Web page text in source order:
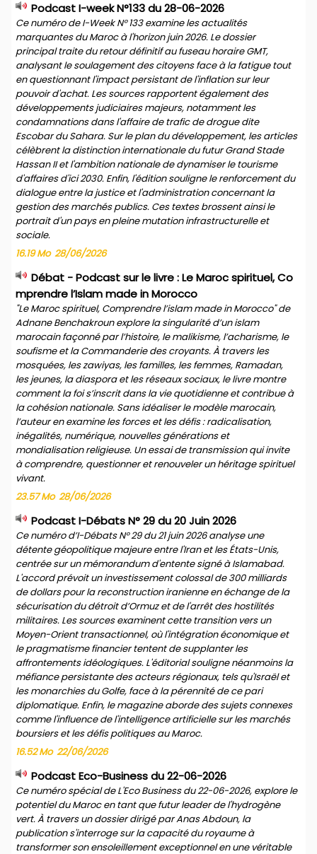
Podcast I-week N°133 du 28-06-2026
Ce numéro de I-Week N° 133 examine les actualités
marquantes du Maroc à l'horizon juin 2026. Le dossier
principal traite du retour définitif au fuseau horaire GMT,
analysant le soulagement des citoyens face à la fatigue tout
en questionnant l'impact persistant de l'inflation sur leur
pouvoir d'achat. Les sources rapportent également des
développements judiciaires majeurs, notamment les
condamnations dans l'affaire de trafic de drogue dite
Escobar du Sahara. Sur le plan du développement, les articles
célèbrent la distinction internationale du futur Grand Stade
Hassan II et l'ambition nationale de dynamiser le tourisme
d'affaires d'ici 2030. Enfin, l'édition souligne le renforcement du
dialogue entre la justice et l'administration concernant la
gestion des marchés publics. Ces textes brossent ainsi le
portrait d'un pays en pleine mutation infrastructurelle et
sociale.
16.19 Mo 28/06/2026
Débat - Podcast sur le livre : Le Maroc spirituel, Co
mprendre l’Islam made in Morocco
"Le Maroc spirituel, Comprendre l’islam made in Morocco" de
Adnane Benchakroun explore la singularité d’un islam
marocain façonné par l’histoire, le malikisme, l’acharisme, le
soufisme et la Commanderie des croyants. À travers les
mosquées, les zawiyas, les familles, les femmes, Ramadan,
les jeunes, la diaspora et les réseaux sociaux, le livre montre
comment la foi s’inscrit dans la vie quotidienne et contribue à
la cohésion nationale. Sans idéaliser le modèle marocain,
l’auteur en examine les forces et les défis : radicalisation,
inégalités, numérique, nouvelles générations et
mondialisation religieuse. Un essai de transmission qui invite
à comprendre, questionner et renouveler un héritage spirituel
vivant.
23.57 Mo 28/06/2026
Podcast I-Débats N° 29 du 20 Juin 2026
Ce numéro d’I-Débats N° 29 du 21 juin 2026 analyse une
détente géopolitique majeure entre l'Iran et les États-Unis,
centrée sur un mémorandum d'entente signé à Islamabad.
L'accord prévoit un investissement colossal de 300 milliards
de dollars pour la reconstruction iranienne en échange de la
sécurisation du détroit d’Ormuz et de l'arrêt des hostilités
militaires. Les sources examinent cette transition vers un
Moyen-Orient transactionnel, où l'intégration économique et
le pragmatisme financier tentent de supplanter les
affrontements idéologiques. L'éditorial souligne néanmoins la
méfiance persistante des acteurs régionaux, tels qu'Israël et
les monarchies du Golfe, face à la pérennité de ce pari
diplomatique. Enfin, le magazine aborde des sujets connexes
comme l'influence de l'intelligence artificielle sur les marchés
boursiers et les défis politiques au Maroc.
16.52 Mo 22/06/2026
Podcast Eco-Business du 22-06-2026
Ce numéro spécial de L'Eco Business du 22-06-2026, explore le
potentiel du Maroc en tant que futur leader de l'hydrogène
vert. À travers un dossier dirigé par Anas Abdoun, la
publication s'interroge sur la capacité du royaume à
transformer son ensoleillement exceptionnel en une véritable